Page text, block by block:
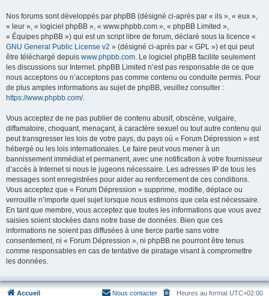
Nos forums sont développés par phpBB (désigné ci-après par « ils », « eux »,
« leur », « logiciel phpBB », « www.phpbb.com », « phpBB Limited »,
« Équipes phpBB ») qui est un script libre de forum, déclaré sous la licence «
GNU General Public License v2 » (désigné ci-après par « GPL ») et qui peut
être téléchargé depuis www.phpbb.com. Le logiciel phpBB facilite seulement
les discussions sur Internet. phpBB Limited n’est pas responsable de ce que
nous acceptons ou n’acceptons pas comme contenu ou conduite permis. Pour
de plus amples informations au sujet de phpBB, veuillez consulter :
https://www.phpbb.com/.
Vous acceptez de ne pas publier de contenu abusif, obscène, vulgaire,
diffamatoire, choquant, menaçant, à caractère sexuel ou tout autre contenu qui
peut transgresser les lois de votre pays, du pays où « Forum Dépression » est
hébergé ou les lois internationales. Le faire peut vous mener à un
bannissement immédiat et permanent, avec une notification à votre fournisseur
d’accès à Internet si nous le jugeons nécessaire. Les adresses IP de tous les
messages sont enregistrées pour aider au renforcement de ces conditions.
Vous acceptez que « Forum Dépression » supprime, modifie, déplace ou
verrouille n’importe quel sujet lorsque nous estimons que cela est nécessaire.
En tant que membre, vous acceptez que toutes les informations que vous avez
saisies soient stockées dans notre base de données. Bien que ces
informations ne soient pas diffusées à une tierce partie sans votre
consentement, ni « Forum Dépression », ni phpBB ne pourront être tenus
comme responsables en cas de tentative de piratage visant à compromettre
les données.
Accueil Heures au format UTC+02:00
Nous contacter